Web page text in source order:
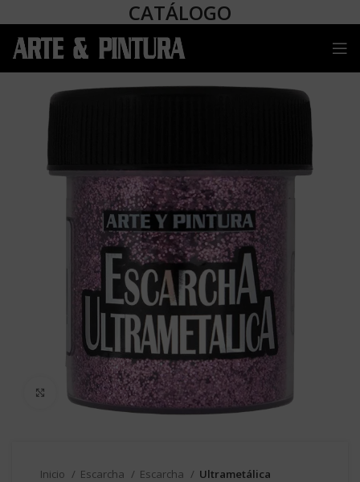
CATÁLOGO
Clic para agrandar
Inicio Escarcha Escarcha Ultrametálica